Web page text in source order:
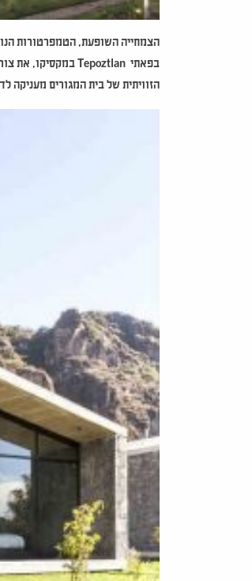
הצמחייה השופעת, הטמפרטורות
בפאתי Tepoztlanבמקסיקו, את
הזוויתית של בית המגורים מעניקה